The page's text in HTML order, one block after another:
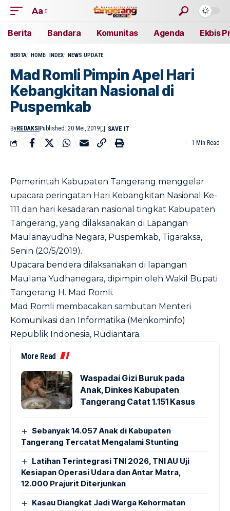
Aa
Berita Bandara Komunitas Agenda Ekbis
BERITA HOME INDEX NEWS UPDATE
Mad Romli Pimpin Apel Hari
Kebangkitan Nasional di
Puspemkab
ByREDAKSI Published: 20 Mei, 2019
1 Min Read
Pemerintah Kabupaten Tangerang menggelar
upacara peringatan Hari Kebangkitan Nasional Ke-
111 dan hari kesadaran nasional tingkat Kabupaten
Tangerang, yang dilaksanakan di Lapangan
Maulanayudha Negara, Puspemkab, Tigaraksa,
Senin (20/5/2019).
Upacara bendera dilaksanakan di lapangan
Maulana Yudhanegara, dipimpin oleh Wakil Bupati
Tangerang H. Mad Romli.
Mad Romli membacakan sambutan Menteri
Komunikasi dan Informatika (Menkominfo)
Republik Indonesia, Rudiantara.
More Read
Waspadai Gizi Buruk pada
Anak, Dinkes Kabupaten
Tangerang Catat 1.151 Kasus
Sebanyak 14.057 Anak di Kabupaten
Tangerang Tercatat Mengalami Stunting
Latihan Terintegrasi TNI 2026, TNI AU Uji
Kesiapan Operasi Udara dan Antar Matra,
12.000 Prajurit Diterjunkan
Kasau Diangkat Jadi Warga Kehormatan